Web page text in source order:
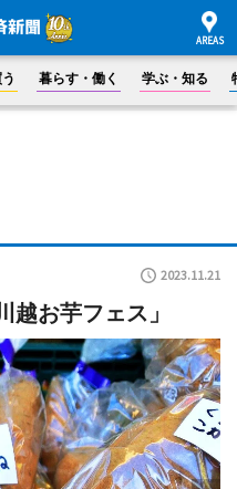
暮らす・働く 学ぶ・知る
2023.11.21
お芋フェス」